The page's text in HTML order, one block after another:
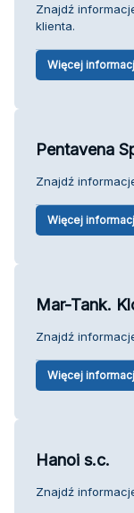
Znajdź
klienta.
Więcej
Pentavena
Znajdź
Więcej
Mar-Tank.
Znajdź
Więcej
Hanoi s.c.
Znajdź